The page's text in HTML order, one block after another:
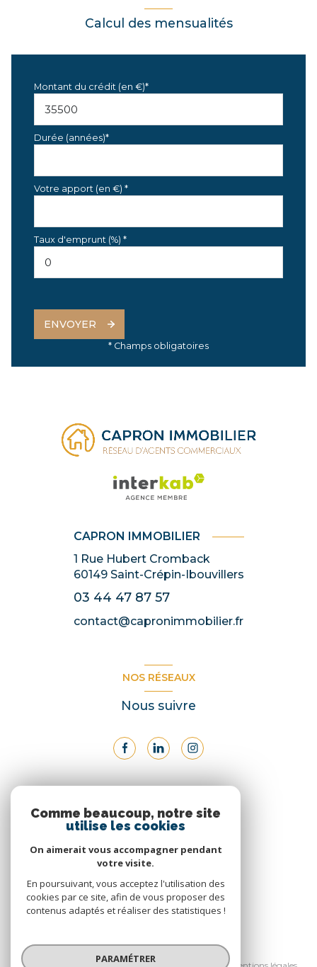
Calcul des mensualités
Montant du crédit (en €)*
Durée (années)*
Votre apport (en €) *
Taux d'emprunt (%) *
ENVOYER
* Champs obligatoires
CAPRON IMMOBILIER
1 Rue Hubert Cromback
60149 Saint-Crépin-Ibouvillers
03 44 47 87 57
contact@capronimmobilier.fr
NOS RÉSEAUX
Nous suivre
Nous adhérons
© 2026 | Tous droits réservés
Comme beaucoup, notre site
utilise les cookies
On aimerait vous accompagner pendant
votre visite.
En poursuivant, vous acceptez l'utilisation des
cookies par ce site, afin de vous proposer des
contenus adaptés et réaliser des statistiques !
PARAMÉTRER